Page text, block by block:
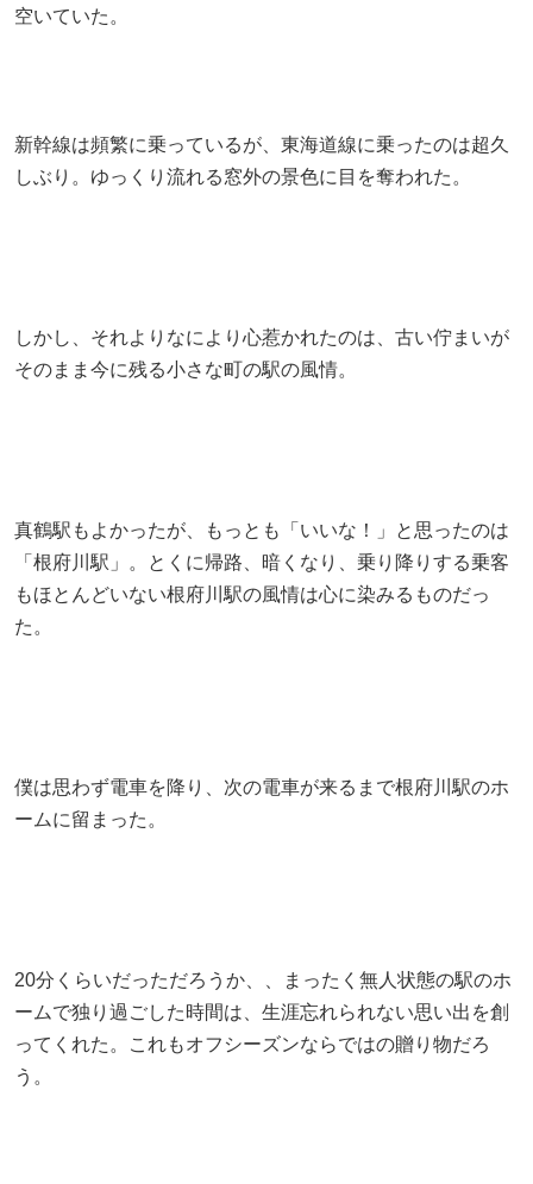
空いていた。
新幹線は頻繁に乗っているが、東海道線に乗ったのは超久
しぶり。ゆっくり流れる窓外の景色に目を奪われた。
しかし、それよりなにより心惹かれたのは、古い佇まいが
そのまま今に残る小さな町の駅の風情。
真鶴駅もよかったが、もっとも「いいな！」と思ったのは
「根府川駅」。とくに帰路、暗くなり、乗り降りする乗客
もほとんどいない根府川駅の風情は心に染みるものだっ
た。
僕は思わず電車を降り、次の電車が来るまで根府川駅のホ
ームに留まった。
20分くらいだっただろうか、、まったく無人状態の駅のホ
ームで独り過ごした時間は、生涯忘れられない思い出を創
ってくれた。これもオフシーズンならではの贈り物だろ
う。